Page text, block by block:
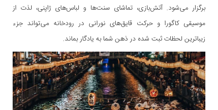
برگزار می‌شود. آتش‌بازی، تماشای سنت‌ها و لباس‌های ژاپنی، لذت از
موسیقی کاگورا و حرکت قایق‌های نورانی در رودخانه می‌تواند جزء
زیباترین لحظات ثبت شده در ذهن شما به یادگار بماند.